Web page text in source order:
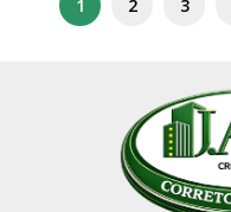
Privilegiada: • Próximo a
visita: WhatsApp: (13)
10.073 – Maracanã –
IMÓVEIS Ótima opção
garagem e baixo custo
1 2 3